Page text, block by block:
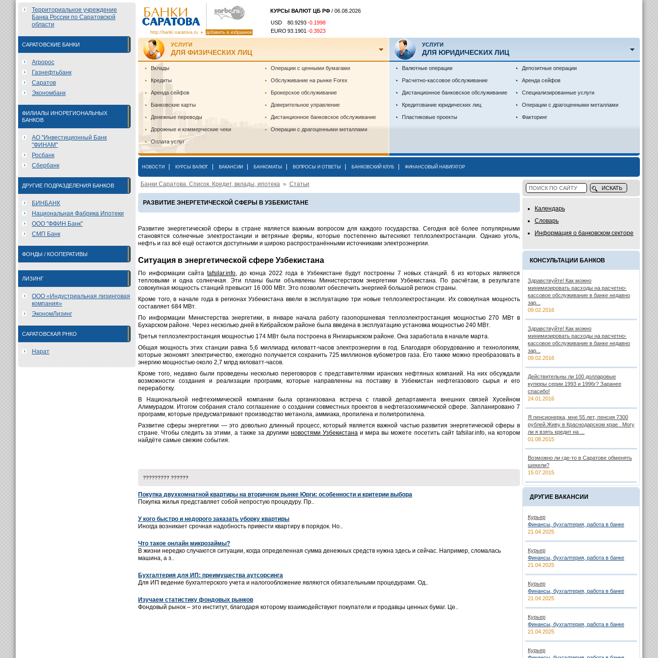
Территориальное учреждение
Банка России по Саратовской
области
САРАТОВСКИЕ БАНКИ
Агророс
Газнефтьбанк
Саратов
Экономбанк
ФИЛИАЛЫ ИНОРЕГИОНАЛЬНЫХ
БАНКОВ
АО "Инвестиционный Банк
"ФИНАМ"
Росбанк
Сбербанк
ДРУГИЕ ПОДРАЗДЕЛЕНИЯ БАНКОВ
БИНБАНК
Национальная Фабрика Ипотеки
ООО "ФФИН Банк"
СМП Банк
ФОНДЫ / КООПЕРАТИВЫ
ЛИЗИНГ
ООО «Индустриальная лизинговая
компания»
ЭкономЛизинг
САРАТОВСКАЯ РНКО
Нарат
http://banki.saratova.ru добавить в избранное
КУРСЫ ВАЛЮТ ЦБ РФ / 06.08.2026
USD
80.9293-0.1998
EURO 93.1901 -0.3923
УСЛУГИ
ДЛЯ ФИЗИЧЕСКИХ ЛИЦ
УСЛУГИ
ДЛЯ ЮРИДИЧЕСКИХ ЛИЦ
Вклады
Кредиты
Аренда сейфов
Банковские карты
Денежные переводы
Дорожные и коммерческие чеки
Оплата услуг
Операции с ценными бумагами
Обслуживание на рынке Forex
Брокерское обслуживание
Доверительное управление
Дистанционное банковское обслуживание
Операции с драгоценными металлами
Валютные операции
Расчетно-кассовое обслуживание
Дистанционное банковское обслуживание
Кредитование юридических лиц
Пластиковые проекты
Депозитные операции
Аренда сейфов
Специализированные услуги
Операции с драгоценными металлами
Факторинг
НОВОСТИ КУРСЫ ВАЛЮТ ВАКАНСИИ БАНКОМАТЫ ВОПРОСЫ И ОТВЕТЫ БАНКОВСКИЙ КЛУБ ФИНАНСОВЫЙ НАВИГАТОР
Банки Саратова. Список. Кредит, вклады, ипотека » Статьи
РАЗВИТИЕ ЭНЕРГЕТИЧЕСКОЙ СФЕРЫ В УЗБЕКИСТАНЕ
Развитие энергетической сферы в стране является важным вопросом для каждого государства. Сегодня всё более популярными
становятся солнечные электростанции и ветряные фермы, которые постепенно вытесняют теплоэлектростанции. Однако уголь,
нефть и газ всё ещё остаются доступными и широко распространёнными источниками электроэнергии.
Ситуация в энергетической сфере Узбекистана
По информации сайтаtafsilar.info, до конца 2022 года в Узбекистане будут построены 7 новых станций. 6 из которых являются
тепловыми и одна солнечная. Эти планы были объявлены Министерством энергетики Узбекистана. По расчётам, в результате
совокупная мощность станций превысит 16 000 МВт. Это позволит обеспечить энергией большой регион страны.
Кроме того, в начале года в регионах Узбекистана ввели в эксплуатацию три новые теплоэлектростанции. Их совокупная мощность
составляет 684 МВт.
По информации Министерства энергетики, в январе начала работу газопоршневая теплоэлектростанция мощностью 270 МВт в
Бухарском районе. Через несколько дней в Кибрайском районе была введена в эксплуатацию установка мощностью 240 МВт.
Третья теплоэлектростанция мощностью 174 МВт была построена в Янгиарыкском районе. Она заработала в начале марта.
Общая мощность этих станции равна 5,6 миллиард киловатт-часов электроэнергии в год. Благодаря оборудованию и технологиям,
которые экономят электричество, ежегодно получается сохранить 725 миллионов кубометров газа. Его также можно преобразовать в
энергию мощностью около 2,7 млрд киловатт-часов.
Кроме того, недавно были проведены несколько переговоров с представителями иранских нефтяных компаний. На них обсуждали
возможности создания и реализации программ, которые направленны на поставку в Узбекистан нефтегазового сырья и его
переработку.
В Национальной нефтехимической компании была организована встреча с главой департамента внешних связей Хусейном
Алимурадом. Итогом собрания стало соглашение о создании совместных проектов в нефтегазохимической сфере. Запланировано 7
программ, которые предусматривают производство метанола, аммиака, пропилена и полипропилена.
Развитие сферы энергетики — это довольно длинный процесс, который является важной частью развития энергетической сферы в
стране. Чтобы следить за этими, а также за другими новостями Узбекистана и мира вы можете посетить сайт tafsilar.info, на котором
найдёте самые свежие события.
????????? ??????
Покупка двухкомнатной квартиры на вторичном рынке Юрги: особенности и критерии выбора
Покупка жилья представляет собой непростую процедуру. Пр..
У кого быстро и недорого заказать уборку квартиры
Иногда возникает срочная надобность привести квартиру в порядок. Но..
Что такое онлайн микрозаймы?
В жизни нередко случаются ситуации, когда определенная сумма денежных средств нужна здесь и сейчас. Например, сломалась
машина, а з..
Бухгалтерия для ИП: преимущества аутсорсинга
Для ИП ведение бухгалтерского учета и налогообложение являются обязательными процедурами. Од..
Изучаем статистику фондовых рынков
Фондовый рынок – это институт, благодаря которому взаимодействуют покупатели и продавцы ценных бумаг. Це..
Календарь
Словарь
Информация о банковском секторе
КОНСУЛЬТАЦИИ БАНКОВ
Здравствуйте! Как можно
минимизировать расходы на расчетно-
кассовое обслуживание в банке недавно
зар...
09.02.2016
Здравствуйте! Как можно
минимизировать расходы на расчетно-
кассовое обслуживание в банке недавно
зар...
09.02.2016
Действительны ли 100 долларовые
купюры серии 1993 и 1996г? Заранее
спасибо!
24.01.2016
Я пенсионерка, мне 55 лет, пенсия 7300
рублей.Живу в Краснодарском крае . Могу
ли я взять кредит на ...
01.08.2015
Возможно ли где-то в Саратове обменять
шекели?
15.07.2015
ДРУГИЕ ВАКАНСИИ
Курьер
Финансы, бухгалтерия, работа в банке
21.04.2025
Курьер
Финансы, бухгалтерия, работа в банке
21.04.2025
Курьер
Финансы, бухгалтерия, работа в банке
21.04.2025
Курьер
Финансы, бухгалтерия, работа в банке
21.04.2025
Курьер